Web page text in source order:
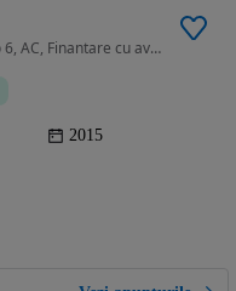
999 cm3 • 68 CP • 12.2015, Benzina, Euro 6, AC, Finantare cu avans de la 0%
2015